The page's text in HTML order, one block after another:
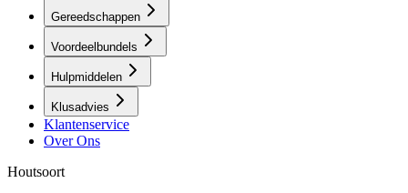
Gereedschappen
Voordeelbundels
Hulpmiddelen
Klusadvies
Klantenservice
Over Ons
Houtsoort